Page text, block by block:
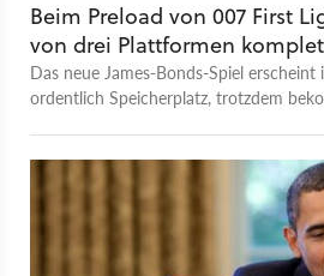
Beim Preload von 007 First
von drei Plattformen
Das neue James-Bonds-Spiel
ordentlich Speicherplatz, trotzdem